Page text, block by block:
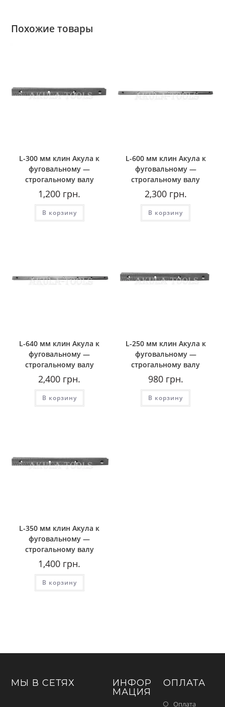
Похожие товары
L-300 мм клин Акула к
фуговальному —
строгальному валу
1,200 грн.
В корзину
L-600 мм клин Акула к
фуговальному —
строгальному валу
2,300грн.
В корзину
L-640 мм клин Акула к
фуговальному —
строгальному валу
2,400 грн.
В корзину
L-250 мм клин Акула к
фуговальному —
строгальному валу
980грн.
В корзину
L-350 мм клин Акула к
фуговальному —
строгальному валу
1,400 грн.
В корзину
МЫ В СЕТЯХ
ИНФОР
МАЦИЯ
ОПЛАТА
Оплата